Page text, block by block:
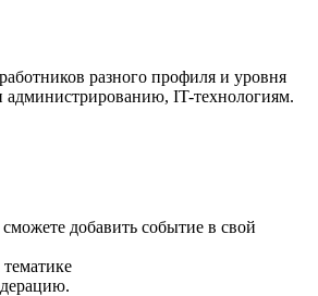
разного профиля и уровня
IT-технологиям.
добавить событие в свой